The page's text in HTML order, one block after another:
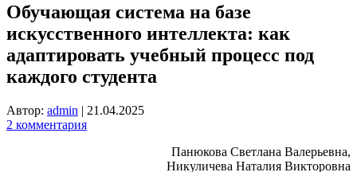
Обучающая система на базе
искусственного интеллекта: как
адаптировать учебный процесс под
каждого студента
Автор: admin | 21.04.2025
2 комментария
Панюкова Светлана Валерьевна,
Никуличева Наталия Викторовна